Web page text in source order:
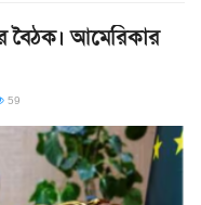
বৈঠক। আমেরিকার
59